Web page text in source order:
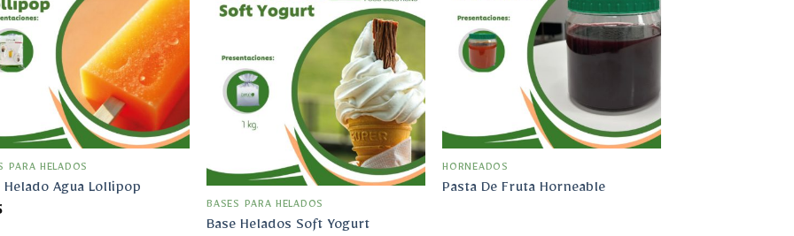
Añadir
a la
lista
de
deseos
PARA HELADOS
Helado Agua Lollipop
Añadir
a la
HORNEADOS
Pasta De Fruta Horneable
Añadir
a la
lista
de
deseos
BASES PARA HELADOS
Base Helados Soft Yogurt